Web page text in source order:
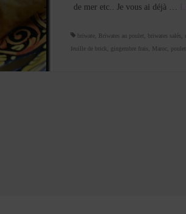
de mer etc.. Je vous ai déjà …
briwate, Briwates au poulet, briwates salés,
feuille de brick, gingembre frais, Maroc, poulet